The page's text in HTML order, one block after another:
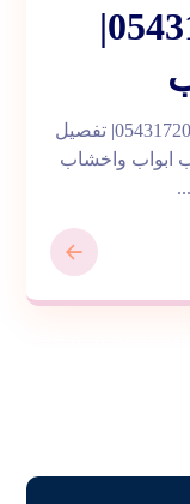
الفجيرة |0543172044|
تركيب ابواب واخشاب في الفجيرة |0543172044| تفصيل
ابواب واخشاب